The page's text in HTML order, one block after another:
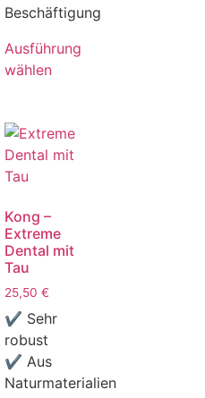
Beschäftigung
Ausführung
wählen
Kong –
Extreme
Dental mit
Tau
25,50 €
✔ Sehr
robust
✔ Aus
Naturmaterialien